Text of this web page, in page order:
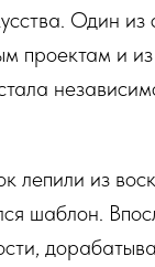
Один
проектам и
лепили из
шаблон.